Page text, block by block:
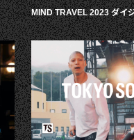
MIND TRAVEL 2023 ダイ